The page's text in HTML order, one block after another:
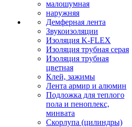
малошумная
наружняя
Демферная лента
Звукоизоляции
Изоляция K-FLEX
Изоляция трубная серая
Изоляция трубная
цветная
Клей, зажимы
Лента армир и алюмин
Подложка для теплого
пола и пеноплекс,
минвата
Скорлупа (цилиндры)